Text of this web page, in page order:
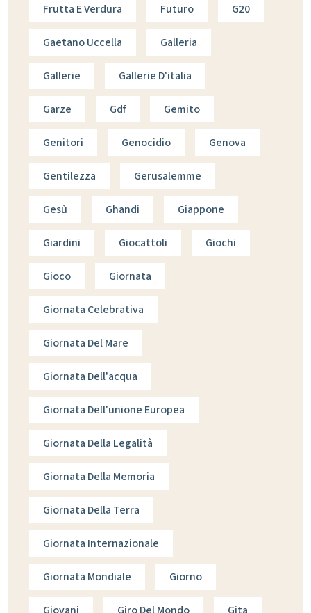
Frutta E Verdura Futuro G20
Gaetano Uccella Galleria
Gallerie Gallerie D'italia
Garze Gdf Gemito
Genitori Genocidio Genova
Gentilezza Gerusalemme
Gesù Ghandi Giappone
Giardini Giocattoli Giochi
Gioco Giornata
Giornata Celebrativa
Giornata Del Mare
Giornata Dell'acqua
Giornata Dell'unione Europea
Giornata Della Legalità
Giornata Della Memoria
Giornata Della Terra
Giornata Internazionale
Giornata Mondiale Giorno